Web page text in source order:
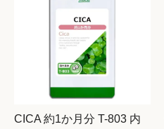
CICA 約1か月分 T-803 内